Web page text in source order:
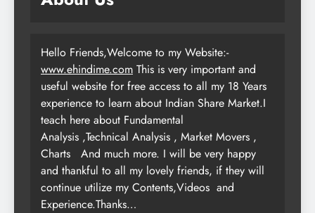
Hello Friends,Welcome to my Website:-
www.ehindime.com This is very important and
useful website for free access to all my 18 Years
experience to learn about Indian Share Market.I
teach here about Fundamental
Analysis ,Technical Analysis , Market Movers ,
Charts
And much more. I will be very happy
and thankful to all my lovely friends, if they will
continue utilize my Contents,Videos and
Experience.Thanks…